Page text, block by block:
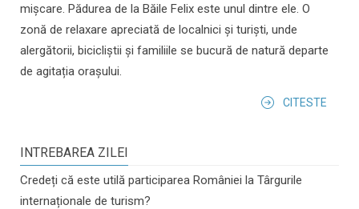
mișcare. Pădurea de la Băile Felix este unul dintre ele. O
zonă de relaxare apreciată de localnici și turiști, unde
alergătorii, bicicliștii și familiile se bucură de natură departe
de agitația orașului.
CITESTE
INTREBAREA ZILEI
Credeți că este utilă participarea României la Târgurile
internaționale de turism?